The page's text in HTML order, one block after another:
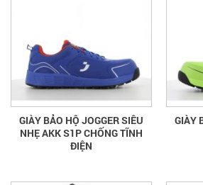
GIÀY BẢO HỘ JOGGER SIÊU
NHẸ AKK S1P CHỐNG TĨNH
ĐIỆN
GIÀY